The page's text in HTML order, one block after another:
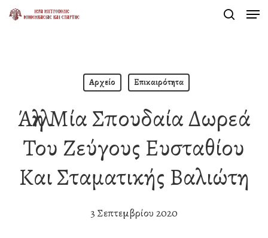
Skip
Αρχείο Επικαιρότητα
Άλλη Μία Σπουδαία Δωρεά
Του Ζεύγους Ευσταθίου
Και Σταματικής Βαλιώτη
3 Σεπτεμβρίου 2020